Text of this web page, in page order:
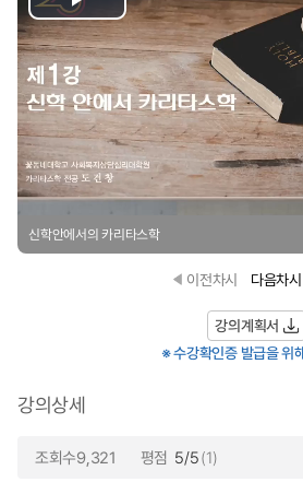
Play
Video
신학안에서의 카리타스학
이전차시 다음차시
강의계획서
※ 수강확인증 발급을 위
강의상세
조회수9,321 평점 5/5(1)